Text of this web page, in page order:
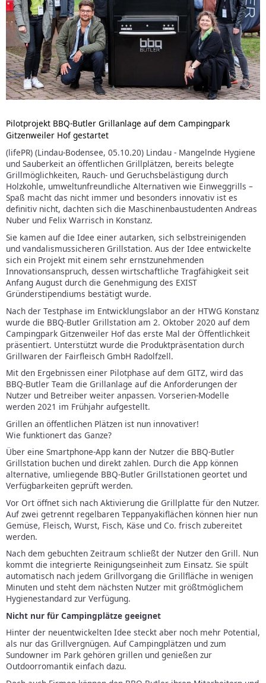
Pilotprojekt BBQ-Butler Grillanlage auf dem Campingpark
Gitzenweiler Hof gestartet
(lifePR) (Lindau-Bodensee, 05.10.20) Lindau - Mangelnde Hygiene
und Sauberkeit an öffentlichen Grillplätzen, bereits belegte
Grillmöglichkeiten, Rauch- und Geruchsbelästigung durch
Holzkohle, umweltunfreundliche Alternativen wie Einweggrills –
Spaß macht das nicht immer und besonders innovativ ist es
definitiv nicht, dachten sich die Maschinenbaustudenten Andreas
Nuber und Felix Warrisch in Konstanz.
Sie kamen auf die Idee einer autarken, sich selbstreinigenden
und vandalismussicheren Grillstation. Aus der Idee entwickelte
sich ein Projekt mit einem sehr ernstzunehmenden
Innovationsanspruch, dessen wirtschaftliche Tragfähigkeit seit
Anfang August durch die Genehmigung des EXIST
Gründerstipendiums bestätigt wurde.
Nach der Testphase im Entwicklungslabor an der HTWG Konstanz
wurde die BBQ-Butler Grillstation am 2. Oktober 2020 auf dem
Campingpark Gitzenweiler Hof das erste Mal der Öffentlichkeit
präsentiert. Unterstützt wurde die Produktpräsentation durch
Grillwaren der Fairfleisch GmbH Radolfzell.
Mit den Ergebnissen einer Pilotphase auf dem GITZ, wird das
BBQ-Butler Team die Grillanlage auf die Anforderungen der
Nutzer und Betreiber weiter anpassen. Vorserien-Modelle
werden 2021 im Frühjahr aufgestellt.
Grillen an öffentlichen Plätzen ist nun innovativer!
Wie funktionert das Ganze?
Über eine Smartphone-App kann der Nutzer die BBQ-Butler
Grillstation buchen und direkt zahlen. Durch die App können
alternative, umliegende BBQ-Butler Grillstationen geortet und
Verfügbarkeiten geprüft werden.
Vor Ort öffnet sich nach Aktivierung die Grillplatte für den Nutzer.
Auf zwei getrennt regelbaren Teppanyakiflächen können hier nun
Gemüse, Fleisch, Wurst, Fisch, Käse und Co. frisch zubereitet
werden.
Nach dem gebuchten Zeitraum schließt der Nutzer den Grill. Nun
kommt die integrierte Reinigungseinheit zum Einsatz. Sie spült
automatisch nach jedem Grillvorgang die Grillfläche in wenigen
Minuten und steht dem nächsten Nutzer mit größtmöglichem
Hygienestandard zur Verfügung.
Nicht nur für Campingplätze geeignet
Hinter der neuentwickelten Idee steckt aber noch mehr Potential,
als nur das Grillvergnügen. Auf Campingplätzen und zum
Sundowner im Park gehören grillen und genießen zur
Outdoorromantik einfach dazu.